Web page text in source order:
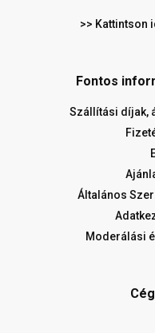
>> Kattintson
Fontos
Szállítási díjak,
Általános
Moderálási